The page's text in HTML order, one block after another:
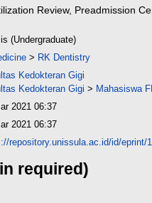
Review, Preadmission
(Undergraduate)
> RK Dentistry
Kedokteran Gigi
Kedokteran Gigi > Mahasiswa
2021 06:37
2021 06:37
repository.unissula.ac.id/id/eprint/
required)